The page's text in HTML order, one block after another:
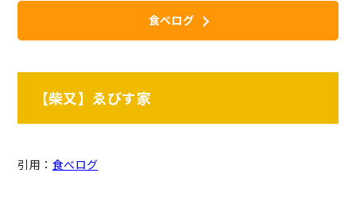
食べログ
【柴又】ゑびす家
引用： 食べログ